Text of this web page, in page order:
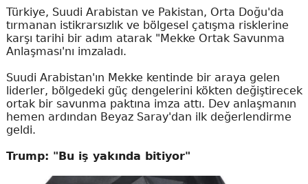
Türkiye, Suudi Arabistan ve Pakistan, Orta Doğu'da
tırmanan istikrarsızlık ve bölgesel çatışma risklerine
karşı tarihi bir adım atarak "Mekke Ortak Savunma
Anlaşması'nı imzaladı.
Suudi Arabistan'ın Mekke kentinde bir araya gelen
liderler, bölgedeki güç dengelerini kökten değiştirecek
ortak bir savunma paktına imza attı. Dev anlaşmanın
hemen ardından Beyaz Saray'dan ilk değerlendirme
geldi.
Trump: "Bu iş yakında bitiyor"